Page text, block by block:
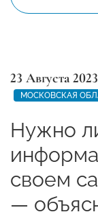
23 Августа 2023
МОСКОВСКАЯ
Нужно
своем
—